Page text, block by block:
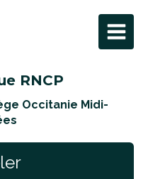
RNCP
Occitanie Midi-